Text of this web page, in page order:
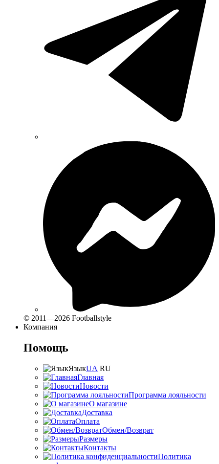
© 2011—2026 Footballstyle
Компания
Помощь
ЯзыкUA RU
Главная
Новости
Программа лояльности
О магазине
Доставка
Оплата
Обмен/Возврат
Размеры
Контакты
Политика